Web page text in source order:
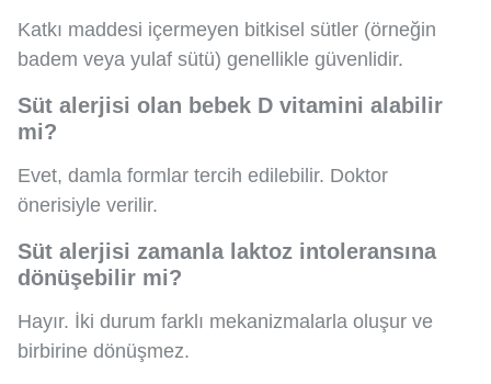
Katkı maddesi içermeyen bitkisel sütler (örneğin
badem veya yulaf sütü) genellikle güvenlidir.
Süt alerjisi olan bebek D vitamini alabilir
mi?
Evet, damla formlar tercih edilebilir. Doktor
önerisiyle verilir.
Süt alerjisi zamanla laktoz intoleransına
dönüşebilir mi?
Hayır. İki durum farklı mekanizmalarla oluşur ve
birbirine dönüşmez.